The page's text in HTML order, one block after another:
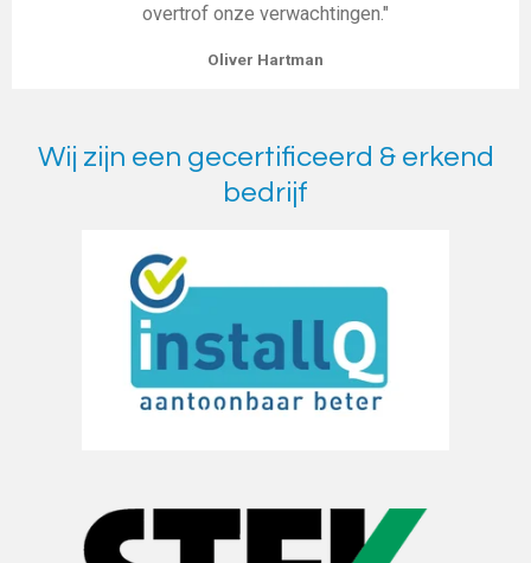
overtrof onze verwachtingen."
Oliver Hartman
Wij zijn een gecertificeerd & erkend
bedrijf